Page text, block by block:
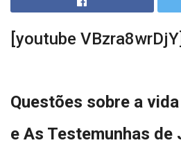
[youtube VBzra8wrDjY]
Questões sobre a
e As Testemunhas de